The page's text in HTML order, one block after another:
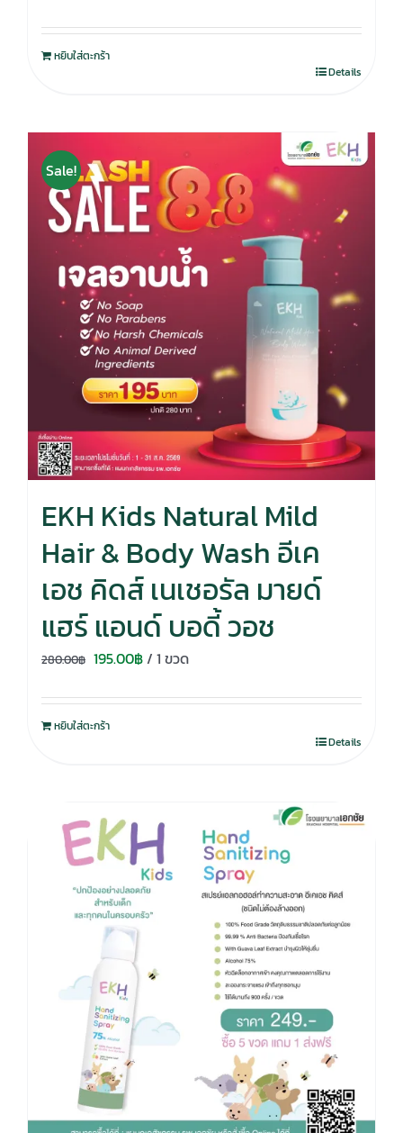
หยิบใส่ตะกร้า
Details
Sale!
EKH Kids Natural Mild
Hair & Body Wash อีเค
เอช คิดส์ เนเชอรัล มายด์
แฮร์ แอนด์ บอดี้ วอช
280.00฿ Original
was:
280.00฿.
195.00฿Current
is:
/ 1 ขวด
หยิบใส่ตะกร้า
Details